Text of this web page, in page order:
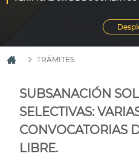
TRÁMITES
SUBSANACIÓN
SELECTIVAS:
CONVOCATORIAS
LIBRE.